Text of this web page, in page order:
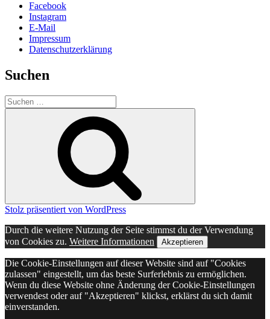
Facebook
Instagram
E-Mail
Impressum
Datenschutzerklärung
Suchen
Suche
nach:
Stolz präsentiert von WordPress
Durch die weitere Nutzung der Seite stimmst du der Verwendung
von Cookies zu. Weitere Informationen Akzeptieren
Die Cookie-Einstellungen auf dieser Website sind auf "Cookies
zulassen" eingestellt, um das beste Surferlebnis zu ermöglichen.
Wenn du diese Website ohne Änderung der Cookie-Einstellungen
verwendest oder auf "Akzeptieren" klickst, erklärst du sich damit
einverstanden.